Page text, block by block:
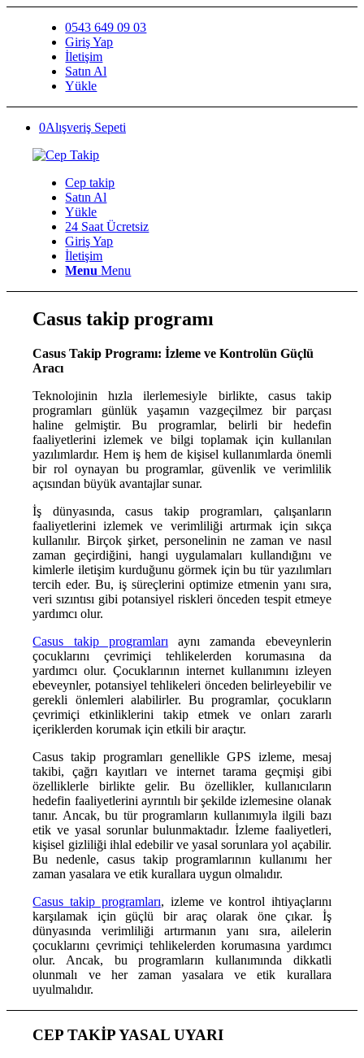
0543 649 09 03
Giriş Yap
İletişim
Satın Al
Yükle
0Alışveriş Sepeti
Cep takip
Satın Al
Yükle
24 Saat Ücretsiz
Giriş Yap
İletişim
Menu Menu
Casus takip programı
Casus Takip Programı: İzleme ve Kontrolün Güçlü
Aracı
Teknolojinin hızla ilerlemesiyle birlikte, casus takip
programları günlük yaşamın vazgeçilmez bir parçası
haline gelmiştir. Bu programlar, belirli bir hedefin
faaliyetlerini izlemek ve bilgi toplamak için kullanılan
yazılımlardır. Hem iş hem de kişisel kullanımlarda önemli
bir rol oynayan bu programlar, güvenlik ve verimlilik
açısından büyük avantajlar sunar.
İş dünyasında, casus takip programları, çalışanların
faaliyetlerini izlemek ve verimliliği artırmak için sıkça
kullanılır. Birçok şirket, personelinin ne zaman ve nasıl
zaman geçirdiğini, hangi uygulamaları kullandığını ve
kimlerle iletişim kurduğunu görmek için bu tür yazılımları
tercih eder. Bu, iş süreçlerini optimize etmenin yanı sıra,
veri sızıntısı gibi potansiyel riskleri önceden tespit etmeye
yardımcı olur.
Casus takip programları aynı zamanda ebeveynlerin
çocuklarını çevrimiçi tehlikelerden korumasına da
yardımcı olur. Çocuklarının internet kullanımını izleyen
ebeveynler, potansiyel tehlikeleri önceden belirleyebilir ve
gerekli önlemleri alabilirler. Bu programlar, çocukların
çevrimiçi etkinliklerini takip etmek ve onları zararlı
içeriklerden korumak için etkili bir araçtır.
Casus takip programları genellikle GPS izleme, mesaj
takibi, çağrı kayıtları ve internet tarama geçmişi gibi
özelliklerle birlikte gelir. Bu özellikler, kullanıcıların
hedefin faaliyetlerini ayrıntılı bir şekilde izlemesine olanak
tanır. Ancak, bu tür programların kullanımıyla ilgili bazı
etik ve yasal sorunlar bulunmaktadır. İzleme faaliyetleri,
kişisel gizliliği ihlal edebilir ve yasal sorunlara yol açabilir.
Bu nedenle, casus takip programlarının kullanımı her
zaman yasalara ve etik kurallara uygun olmalıdır.
Casus takip programları, izleme ve kontrol ihtiyaçlarını
karşılamak için güçlü bir araç olarak öne çıkar. İş
dünyasında verimliliği artırmanın yanı sıra, ailelerin
çocuklarını çevrimiçi tehlikelerden korumasına yardımcı
olur. Ancak, bu programların kullanımında dikkatli
olunmalı ve her zaman yasalara ve etik kurallara
uyulmalıdır.
CEP TAKİP YASAL UYARI